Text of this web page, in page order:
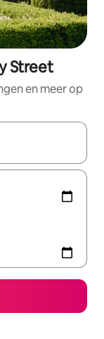
Street
en meer op
je een keuze